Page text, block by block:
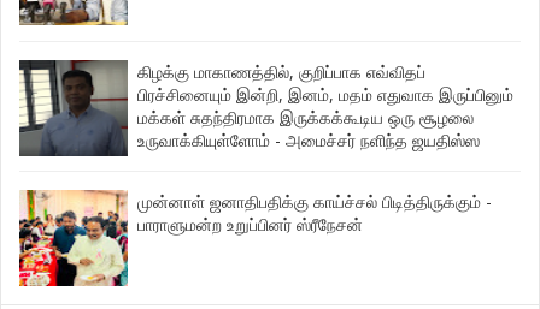
கிழக்கு மாகாணத்தில், குறிப்பாக எவ்விதப்
பிரச்சினையும் இன்றி, இனம், மதம் எதுவாக இருப்பினும்
மக்கள் சுதந்திரமாக இருக்கக்கூடிய ஒரு சூழலை
உருவாக்கியுள்ளோம் - அமைச்சர் நளிந்த ஜயதிஸ்ஸ
முன்னாள் ஜனாதிபதிக்கு காய்ச்சல் பிடித்திருக்கும் -
பாராளுமன்ற உறுப்பினர் ஸ்ரீநேசன்